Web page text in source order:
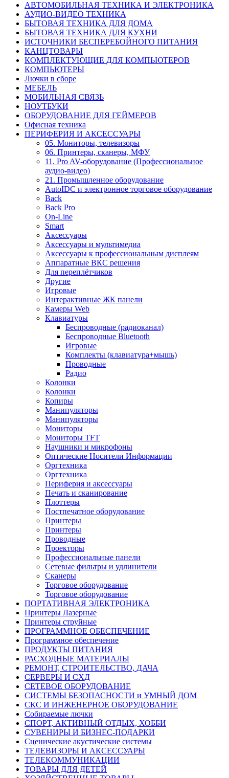
АВТОМОБИЛЬНАЯ ТЕХНИКА И ЭЛЕКТРОНИКА
АУДИО-ВИДЕО ТЕХНИКА
БЫТОВАЯ ТЕХНИКА ДЛЯ ДОМА
БЫТОВАЯ ТЕХНИКА ДЛЯ КУХНИ
ИСТОЧНИКИ БЕСПЕРЕБОЙНОГО ПИТАНИЯ
КАНЦТОВАРЫ
КОМПЛЕКТУЮЩИЕ ДЛЯ КОМПЬЮТЕРОВ
КОМПЬЮТЕРЫ
Лючки в сборе
МЕБЕЛЬ
МОБИЛЬНАЯ СВЯЗЬ
НОУТБУКИ
ОБОРУДОВАНИЕ ДЛЯ ГЕЙМЕРОВ
Офисная техника
ПЕРИФЕРИЯ И АКСЕССУАРЫ
05. Мониторы, телевизоры
06. Принтеры, сканеры, МФУ
11. Pro AV-оборудование (Профессиональное
аудио-видео)
21. Промышленное оборудование
AutoIDC и электронное торговое оборудование
Back
Back Pro
On-Line
Smart
Аксессуары
Аксессуары и мультимедиа
Аксессуары к профессиональным дисплеям
Аппаратные ВКС решения
Для переплётчиков
Другие
Игровые
Интерактивные ЖК панели
Камеры Web
Клавиатуры
Беспроводные (радиоканал)
Беспроводные Bluetooth
Игровые
Комплекты (клавиатура+мышь)
Проводные
Радио
Колонки
Колонки
Копиры
Манипуляторы
Манипуляторы
Мониторы
Мониторы TFT
Наушники и микрофоны
Оптические Носители Информации
Оргтехника
Оргтехника
Периферия и аксессуары
Печать и сканирование
Плоттеры
Постпечатное оборудование
Принтеры
Принтеры
Проводные
Проекторы
Профессиональные панели
Сетевые фильтры и удлинители
Сканеры
Торговое оборудование
Торговое оборудование
ПОРТАТИВНАЯ ЭЛЕКТРОНИКА
Принтеры Лазерные
Принтеры струйные
ПРОГРАММНОЕ ОБЕСПЕЧЕНИЕ
Программное обеспечение
ПРОДУКТЫ ПИТАНИЯ
РАСХОДНЫЕ МАТЕРИАЛЫ
РЕМОНТ, СТРОИТЕЛЬСТВО, ДАЧА
СЕРВЕРЫ И СХД
СЕТЕВОЕ ОБОРУДОВАНИЕ
СИСТЕМЫ БЕЗОПАСНОСТИ и УМНЫЙ ДОМ
СКС И ИНЖЕНЕРНОЕ ОБОРУДОВАНИЕ
Собираемые лючки
СПОРТ, АКТИВНЫЙ ОТДЫХ, ХОББИ
СУВЕНИРЫ И БИЗНЕС-ПОДАРКИ
Сценические акустические системы
ТЕЛЕВИЗОРЫ И АКСЕССУАРЫ
ТЕЛЕКОММУНИКАЦИИ
ТОВАРЫ ДЛЯ ДЕТЕЙ